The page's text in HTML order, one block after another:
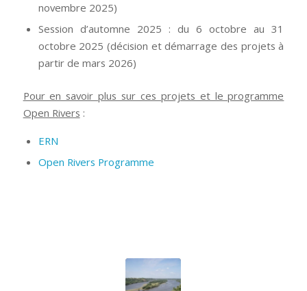
novembre 2025)
Session d’automne 2025 : du 6 octobre au 31
octobre 2025 (décision et démarrage des projets à
partir de mars 2026)
Pour en savoir plus sur ces projets et le programme
Open Rivers :
ERN
Open Rivers Programme